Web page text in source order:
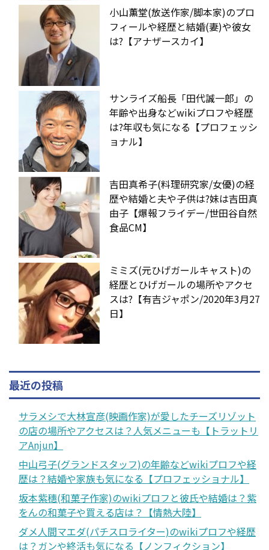
小山薫堂(放送作家/脚本家)のプロ
フィールや経歴と結婚(妻)や彼女
は?【アナザースカイ】
サンライズ船長「田代誠一郎」の
年齢や出身などwikiプロフや経歴
は?年収も気になる【プロフェッシ
ョナル】
吉田真希子(料理研究家/女優)の経
歴や結婚と夫や子供は?妹は吉田真
由子【爆報フライデー/世田谷自然
食品CM】
ミミズ(元ひげガールキャスト)の
経歴とひげガールの場所やアクセ
スは?【有吉ジャポン/2020年3月27
日】
最近の投稿
サラメシで大林宣彦(映画作家)が愛したチーズリゾット
の店の場所やアクセスは？人気メニューも【トラットリ
アAnjun】
中山弓子(グランドスタッフ)の年齢などwikiプロフや経
歴は？結婚や家族も気になる【プロフェッショナル】
坂本紫穗(和菓子作家)のwikiプロフと彼氏や結婚は？紫
をんの和菓子や買える店は？【情熱大陸】
ダメ人間マエダ(パチスロライター)のwikiプロフや経歴
は？ガンや終活も気になる【ノンフィクション】